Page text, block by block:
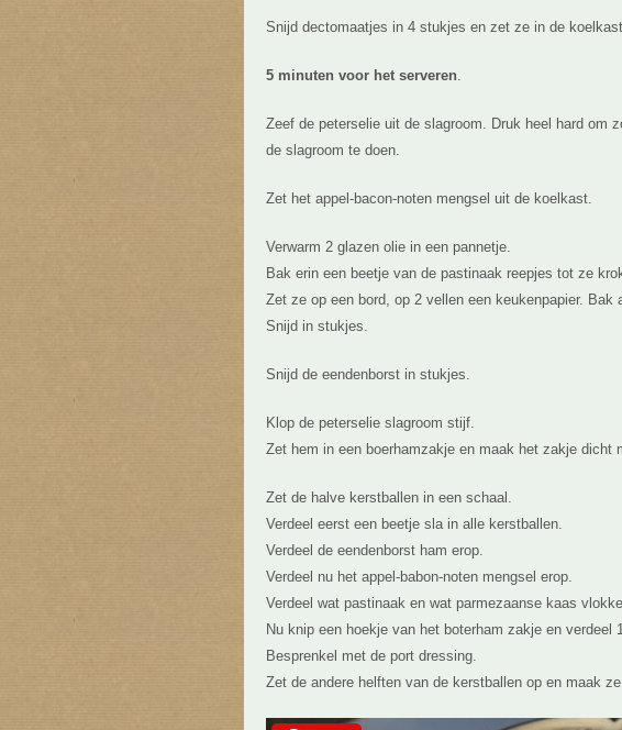
Snijd dectomaatjes in 4 stukjes en zet ze in de
5 minuten voor het serveren.
Zeef de peterselie uit de slagroom. Druk heel hard om
de slagroom te doen.
Zet het appel-bacon-noten mengsel uit de koelkast.
Verwarm 2 glazen olie in een pannetje.
Bak erin een beetje van de pastinaak reepjes tot ze
Zet ze op een bord, op 2 vellen een keukenpapier. Bak
Snijd in stukjes.
Snijd de eendenborst in stukjes.
Klop de peterselie slagroom stijf.
Zet hem in een boerhamzakje en maak het zakje dicht
Zet de halve kerstballen in een schaal.
Verdeel eerst een beetje sla in alle kerstballen.
Verdeel de eendenborst ham erop.
Verdeel nu het appel-babon-noten mengsel erop.
Verdeel wat pastinaak en wat parmezaanse kaas
Nu knip een hoekje van het boterham zakje en verdeel
Besprenkel met de port dressing.
Zet de andere helften van de kerstballen op en maak